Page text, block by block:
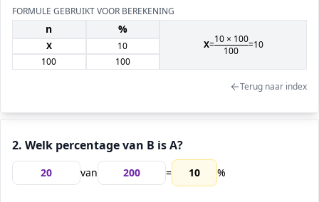
FORMULE GEBRUIKT VOOR BEREKENING
n %
X
10
100
100
X=10× 100
100
=10
Terug naar index
2. Welk percentage van B is A?
van = 10 %